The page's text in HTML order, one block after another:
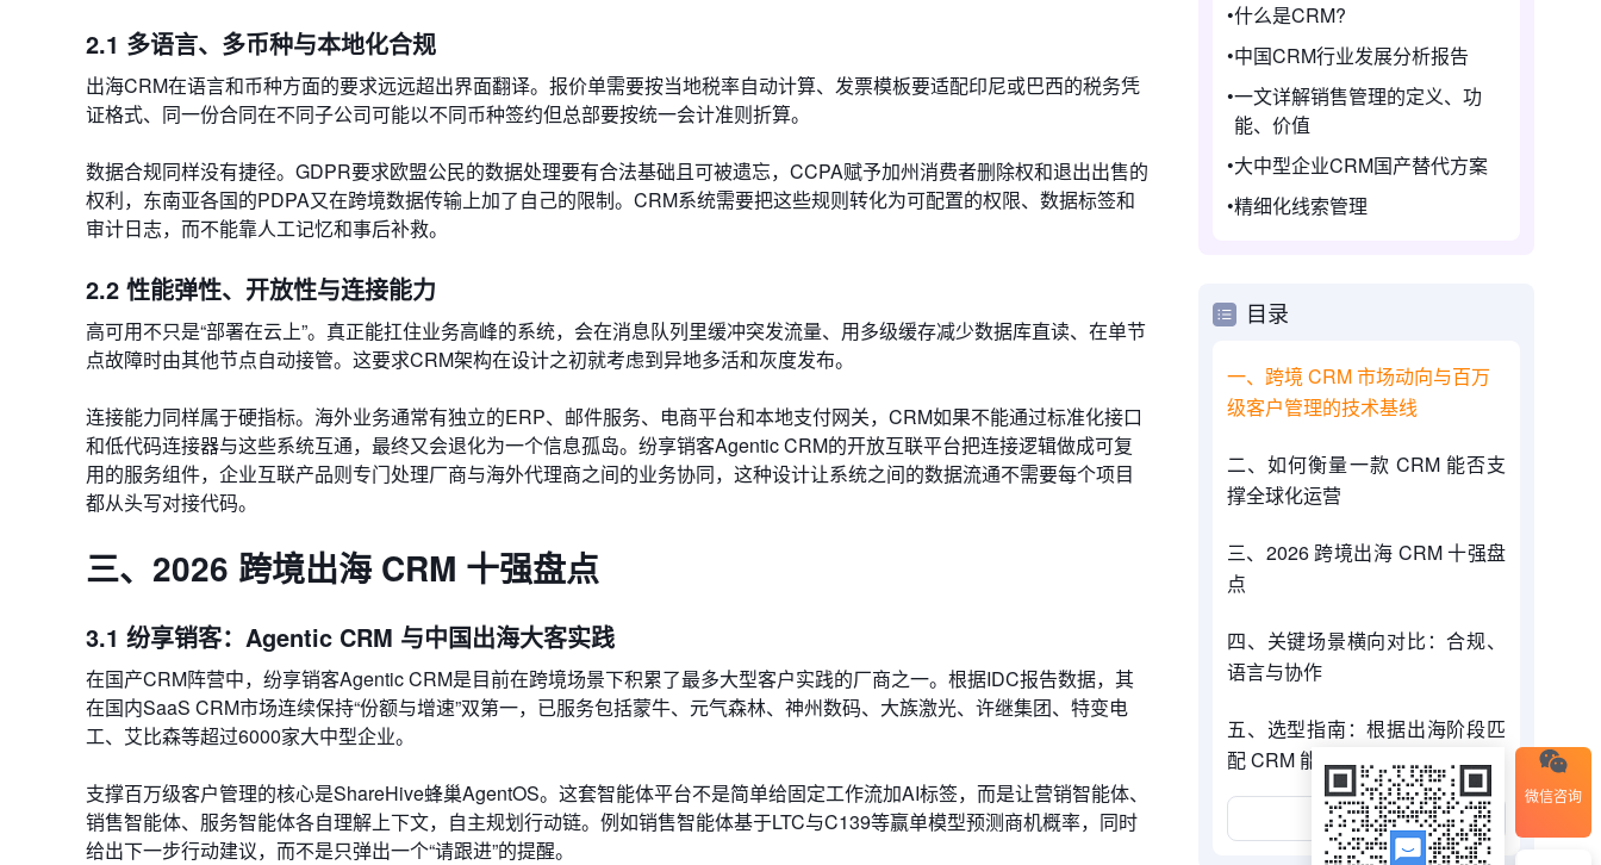
2.1 多语言、多币种与本地化合规
出海CRM在语言和币种方面的要求远远超出界面翻译。报价单需要按当地税率自动计算、发票模板要适配印尼或巴西的税务凭
证格式、同一份合同在不同子公司可能以不同币种签约但总部要按统一会计准则折算。
数据合规同样没有捷径。GDPR要求欧盟公民的数据处理要有合法基础且可被遗忘，CCPA赋予加州消费者删除权和退出出售的
权利，东南亚各国的PDPA又在跨境数据传输上加了自己的限制。CRM系统需要把这些规则转化为可配置的权限、数据标签和
审计日志，而不能靠人工记忆和事后补救。
2.2 性能弹性、开放性与连接能力
高可用不只是“部署在云上”。真正能扛住业务高峰的系统，会在消息队列里缓冲突发流量、用多级缓存减少数据库直读、在单节
点故障时由其他节点自动接管。这要求CRM架构在设计之初就考虑到异地多活和灰度发布。
连接能力同样属于硬指标。海外业务通常有独立的ERP、邮件服务、电商平台和本地支付网关，CRM如果不能通过标准化接口
和低代码连接器与这些系统互通，最终又会退化为一个信息孤岛。纷享销客Agentic CRM的开放互联平台把连接逻辑做成可复
用的服务组件，企业互联产品则专门处理厂商与海外代理商之间的业务协同，这种设计让系统之间的数据流通不需要每个项目
都从头写对接代码。
三、2026 跨境出海 CRM 十强盘点
3.1 纷享销客：Agentic CRM 与中国出海大客实践
在国产CRM阵营中，纷享销客Agentic CRM是目前在跨境场景下积累了最多大型客户实践的厂商之一。根据IDC报告数据，其
在国内SaaS CRM市场连续保持“份额与增速”双第一，已服务包括蒙牛、元气森林、神州数码、大族激光、许继集团、特变电
工、艾比森等超过6000家大中型企业。
支撑百万级客户管理的核心是ShareHive蜂巢AgentOS。这套智能体平台不是简单给固定工作流加AI标签，而是让营销智能体、
销售智能体、服务智能体各自理解上下文，自主规划行动链。例如销售智能体基于LTC与C139等赢单模型预测商机概率，同时
给出下一步行动建议，而不是只弹出一个“请跟进”的提醒。
什么是CRM?
中国CRM行业发展分析报告
一文详解销售管理的定义、功
能、价值
大中型企业CRM国产替代方案
精细化线索管理
目录
一、跨境 CRM 市场动向与百万
级客户管理的技术基线
二、如何衡量一款 CRM 能否支
撑全球化运营
三、2026 跨境出海 CRM 十强盘
点
四、关键场景横向对比：合规、
语言与协作
五、选型指南：根据出海阶段匹
配 CRM 能力
展开更多
微信咨询